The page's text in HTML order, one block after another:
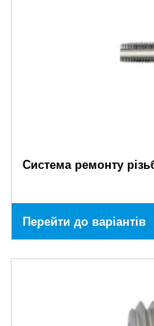
Система ремонту
Перейти до варіантів